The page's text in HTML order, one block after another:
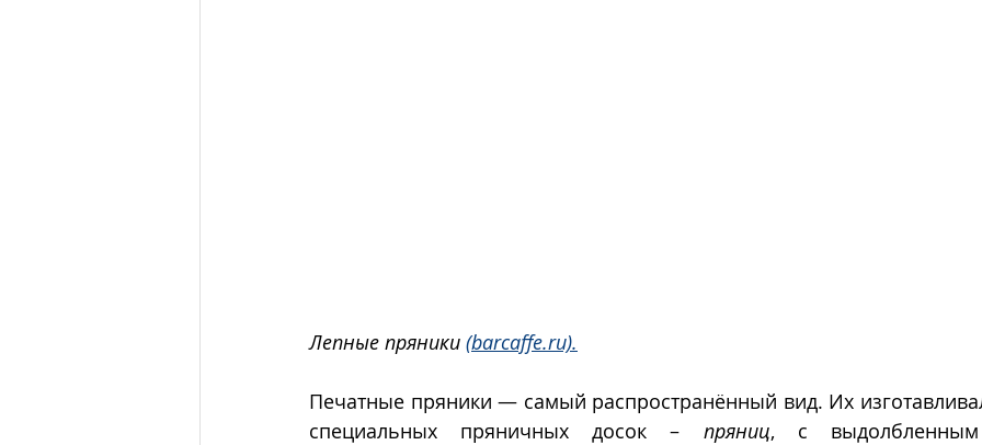
Лепные пряники (barcaffe.ru).
Печатные пряники — самый распространённый вид. Их
специальных пряничных досок – пряниц, с выдолбленным